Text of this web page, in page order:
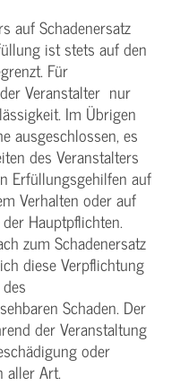
auf Schadenersatz
ist stets auf den
Für
Veranstalter nur
Im Übrigen
ausgeschlossen, es
des Veranstalters
Erfüllungsgehilfen auf
Verhalten oder auf
Hauptpflichten.
zum Schadenersatz
diese Verpflichtung
Schaden. Der
der Veranstaltung
oder
aller Art.